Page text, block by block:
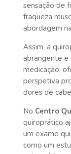
sensação de
fraqueza
abordagem
Assim, a
abrangente e
medicação,
perspetiva
dores de
No Centro
quiroprático
um exame
como um